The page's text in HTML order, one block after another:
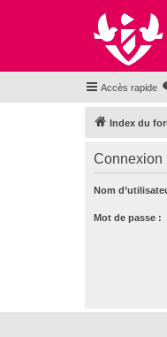
Accès rapide
Index du
Connexion
Nom
Mot de passe :